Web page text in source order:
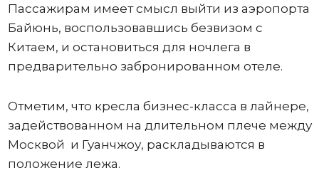
Пассажирам имеет смысл выйти из аэропорта
Байюнь, воспользовавшись безвизом с
Китаем, и остановиться для ночлега в
предварительно забронированном отеле.
Отметим, что кресла бизнес-класса в лайнере,
задействованном на длительном плече между
Москвой и Гуанчжоу, раскладываются в
положение лежа.